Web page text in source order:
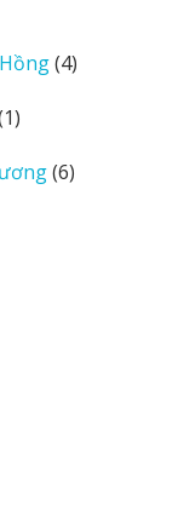
44
11
phẩm66